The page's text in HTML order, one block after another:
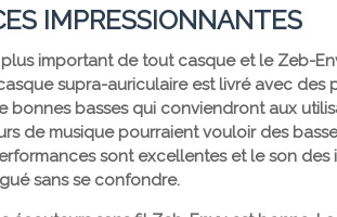
IMPRESSIONNANTES
important de tout casque et le Zeb-
supra-auriculaire est livré avec des
bonnes basses qui conviendront aux
de musique pourraient vouloir des
sont excellentes et le son des
sans se confondre.